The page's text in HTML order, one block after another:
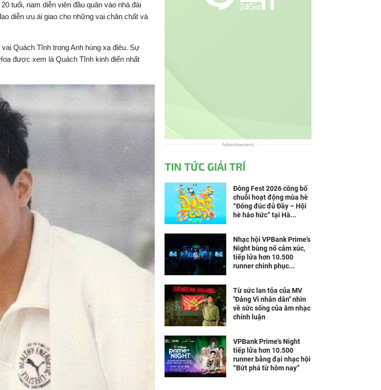
tuổi, nam diễn viên đầu quân vào nhà đài
diễn ưu ái giao cho những vai chân chất và
Quách Tĩnh trong Anh hùng xạ điêu. Sự
được xem là Quách Tĩnh kinh điển nhất
Advertisement
TIN TỨC GIẢI TRÍ
Đông Fest 2026 công bố
chuỗi hoạt động mùa hè
“Đông đúc đủ Đầy – Hội
hè háo hức” tại Hà...
Nhạc hội VPBank Prime's
Night bùng nổ cảm xúc,
tiếp lửa hơn 10.500
runner chinh phục...
Từ sức lan tỏa của MV
"Đảng Vì nhân dân" nhìn
về sức sống của âm nhạc
chính luận
VPBank Prime's Night
tiếp lửa hơn 10.500
runner bằng đại nhạc hội
“Bứt phá từ hôm nay”